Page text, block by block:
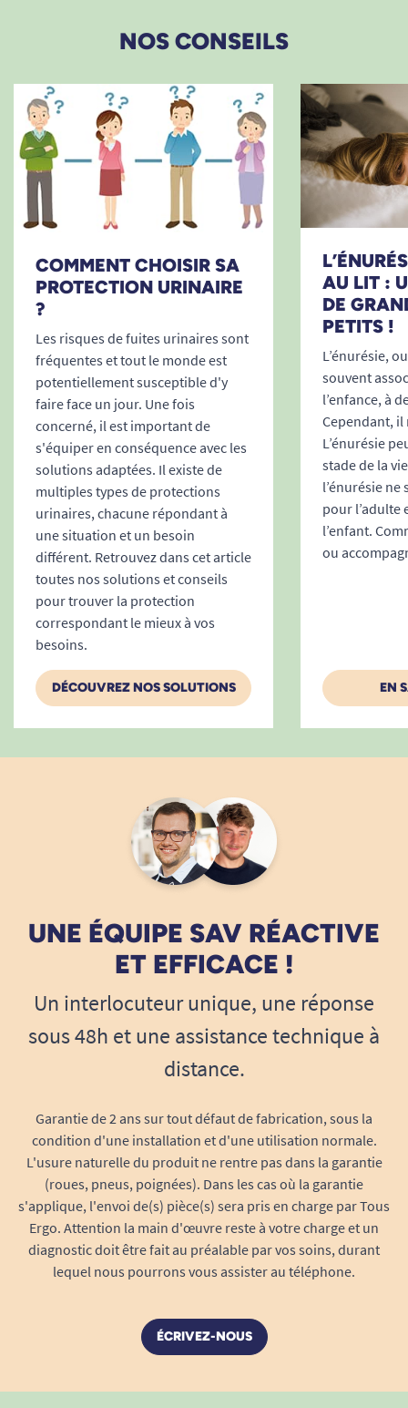
circonstances.
épousant le corps pour une fixation sûre.
Son indicateur de change permet aux
aidants d’intervenir au bon moment et
d’optimiser l’hygiène.
Techniques de pose illustrées :
Sûreté maximale et peau protégée : un
de double incontinence.
Le maintien parfait évite les fuites
accidentelles, rassure l’utilisateur en toutes
circonstances : domicile, sorties, nuit, ou en
Peut être portée avec un slip de maintien,
pour garder la protection bien en place,
même lors des mouvements.
Résumé des points forts San SENI Plus
Extra
Ultra-absorption: idéale pour
l’incontinence sévère, 3500 ml, rassurante
longues périodes sans change.
Conception anatomique: s’adapte à toutes
les morphologies pour un port confortable
et naturel.
Barrières latérales anti-fuites: sécurité
accrue, liberté de mouvement préservée,
sans contrainte.
peaux les plus fragiles et effet "coton"
moment optimal sans gaspillage ni risque
NOS CONSEILS
COMMENT CHOISIR SA
PROTECTION URINAIRE
?
Les risques de fuites urinaires sont
fréquentes et tout le monde est
potentiellement susceptible d'y
faire face un jour. Une fois
concerné, il est important de
s'équiper en conséquence avec les
solutions adaptées. Il existe de
multiples types de protections
urinaires, chacune répondant à
une situation et un besoin
différent. Retrouvez dans cet article
toutes nos solutions et conseils
pour trouver la protection
correspondant le mieux à vos
besoins.
DÉCOUVREZ NOS SOLUTIONS
AU LIT :
DE
PETITS !
L’énurésie,
souvent
l’enfance, à
Cependant, il
L’énurésie
stade de la
l’énurésie ne
pour l’adulte
l’enfant.
ou
EN
UNE ÉQUIPE SAV RÉACTIVE
ET EFFICACE !
Un interlocuteur unique, une réponse
sous 48h et une assistance technique à
distance.
Garantie de 2 ans sur tout défaut de fabrication, sous la
condition d'une installation et d'une utilisation normale.
L'usure naturelle du produit ne rentre pas dans la garantie
(roues, pneus, poignées). Dans les cas où la garantie
s'applique, l'envoi de(s) pièce(s) sera pris en charge par Tous
Ergo. Attention la main d'œuvre reste à votre charge et un
diagnostic doit être fait au préalable par vos soins, durant
lequel nous pourrons vous assister au téléphone.
ÉCRIVEZ-NOUS